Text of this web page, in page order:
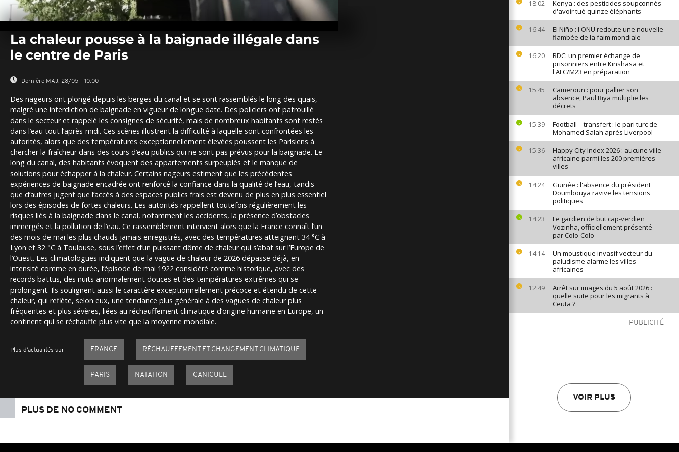
18:02
Kenya : des pesticides soupçonnés
d'avoir tué quinze éléphants
16:44
El Niño : l'ONU redoute une nouvelle
flambée de la faim mondiale
16:20
RDC: un premier échange de
prisonniers entre Kinshasa et
l'AFC/M23 en préparation
15:45
Cameroun : pour pallier son
absence, Paul Biya multiplie les
décrets
15:39
Football – transfert : le pari turc de
Mohamed Salah après Liverpool
15:36
Happy City Index 2026 : aucune ville
africaine parmi les 200 premières
villes
14:24
Guinée : l'absence du président
Doumbouya ravive les tensions
politiques
14:23
Le gardien de but cap-verdien
Vozinha, officiellement présenté
par Colo-Colo
14:14
Un moustique invasif vecteur du
paludisme alarme les villes
africaines
12:49
Arrêt sur images du 5 août 2026 :
quelle suite pour les migrants à
Ceuta ?
PUBLICITÉ
VOIR PLUS
seconds
secondsVolume
La chaleur pousse à la baignade illégale dans
le centre de Paris
Dernière MAJ: 28/05 - 10:00
Des nageurs ont plongé depuis les berges du canal et se sont rassemblés le long des quais,
malgré une interdiction de baignade en vigueur de longue date. Des policiers ont patrouillé
dans le secteur et rappelé les consignes de sécurité, mais de nombreux habitants sont restés
dans l’eau tout l’après-midi. Ces scènes illustrent la difficulté à laquelle sont confrontées les
autorités, alors que des températures exceptionnellement élevées poussent les Parisiens à
chercher la fraîcheur dans des cours d’eau publics qui ne sont pas prévus pour la baignade. Le
long du canal, des habitants évoquent des appartements surpeuplés et le manque de
solutions pour échapper à la chaleur. Certains nageurs estiment que les précédentes
expériences de baignade encadrée ont renforcé la confiance dans la qualité de l’eau, tandis
que d’autres jugent que l’accès à des espaces publics frais est devenu de plus en plus essentiel
lors des épisodes de fortes chaleurs. Les autorités rappellent toutefois régulièrement les
risques liés à la baignade dans le canal, notamment les accidents, la présence d’obstacles
immergés et la pollution de l’eau. Ce rassemblement intervient alors que la France connaît l’un
des mois de mai les plus chauds jamais enregistrés, avec des températures atteignant 34 °C à
Lyon et 32 °C à Toulouse, sous l’effet d’un puissant dôme de chaleur qui s’abat sur l’Europe de
l’Ouest. Les climatologues indiquent que la vague de chaleur de 2026 dépasse déjà, en
intensité comme en durée, l’épisode de mai 1922 considéré comme historique, avec des
records battus, des nuits anormalement douces et des températures extrêmes qui se
prolongent. Ils soulignent aussi le caractère exceptionnellement précoce et étendu de cette
chaleur, qui reflète, selon eux, une tendance plus générale à des vagues de chaleur plus
fréquentes et plus sévères, liées au réchauffement climatique d’origine humaine en Europe, un
continent qui se réchauffe plus vite que la moyenne mondiale.
Plus d'actualités sur FRANCE RÉCHAUFFEMENT ET CHANGEMENT CLIMATIQUE
PARIS NATATION CANICULE
PLUS DE NO COMMENT